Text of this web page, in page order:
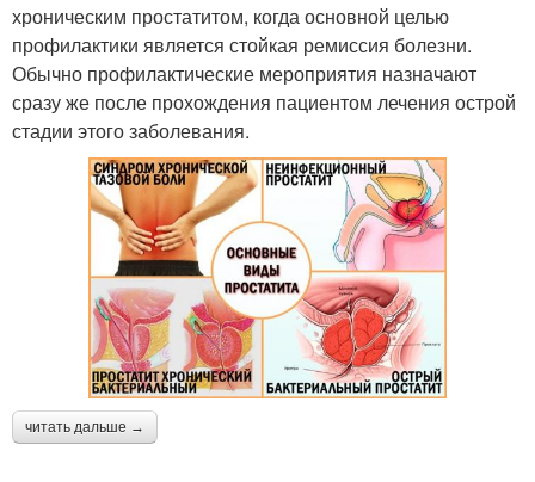
хроническим простатитом, когда основной целью
профилактики является стойкая ремиссия болезни.
Обычно профилактические мероприятия назначают
сразу же после прохождения пациентом лечения острой
стадии этого заболевания.
читать дальше →